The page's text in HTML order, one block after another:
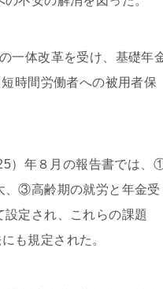
一体改革を受け、基礎年
時間労働者への被用者保
）年８月の報告書では、
、③高齢期の就労と年金受
定され、これらの課題
も規定された。